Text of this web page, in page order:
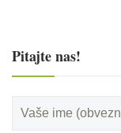
Pitajte nas!